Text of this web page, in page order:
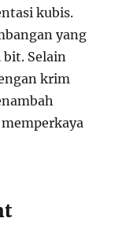
kubis.
yang
bit. Selain
krim